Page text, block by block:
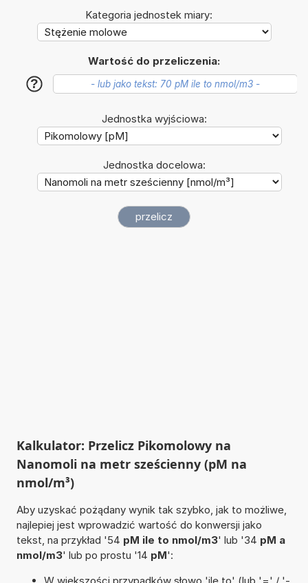
Kategoria jednostek miary:
Wartość do przeliczenia:
?
Jednostka wyjściowa:
Jednostka docelowa:
Kalkulator: Przelicz Pikomolowy na
Nanomoli na metr sześcienny (pM na
nmol/m³)
Aby uzyskać pożądany wynik tak szybko, jak to możliwe,
najlepiej jest wprowadzić wartość do konwersji jako
tekst, na przykład '54 pM ile to nmol/m3' lub '34 pM a
nmol/m3' lub po prostu '14 pM':
W większości przypadków słowo 'ile to' (lub '=' / '-